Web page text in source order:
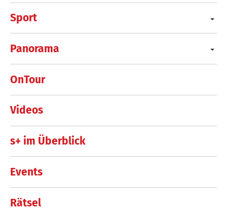
Sport
Panorama
OnTour
Videos
s+ im Überblick
Events
Rätsel